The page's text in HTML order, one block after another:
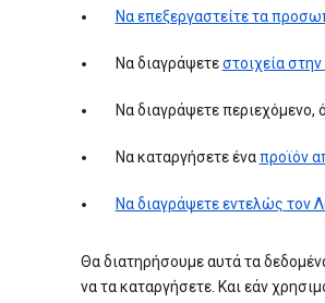
Να επεξεργαστείτε τα
Να διαγράψετεστοιχεία
Να διαγράψετε περιεχόμενο,
Να καταργήσετε έναπροϊόν
Να διαγράψετε εντελώς τον
Θα διατηρήσουμε αυτά τα
να τα καταργήσετε. Και εάν